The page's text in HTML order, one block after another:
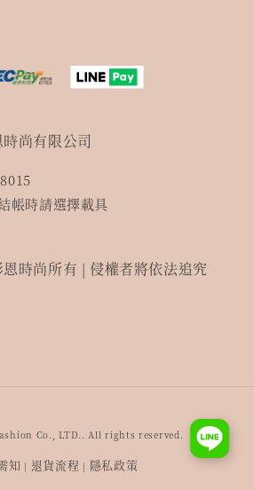
尚有限公司
帳時請選擇載具
時尚所有 | 侵權者將依法追究
Co., LTD.. All rights reserved.
知 | 退貨流程 | 隱私政策